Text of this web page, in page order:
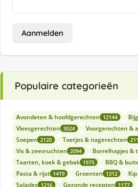
Aanmelden
Populaire categorieën
Avondeten & hoofdgerechten 12144
Vleesgerechten 3024 Voorgerechten &
Soepen 2120 Toetjes & nagerechten
Vis & zeevruchten 2094 Borrelhapjes &
Taarten, koek & gebak 1975 BBQ &
Pasta & rijst 1419 Groenten 1312
Salades 1216 Gezonde recepten 1177